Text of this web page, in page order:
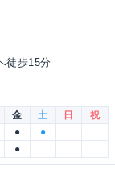
徒歩15分
金 土 日
祝
●
●
●